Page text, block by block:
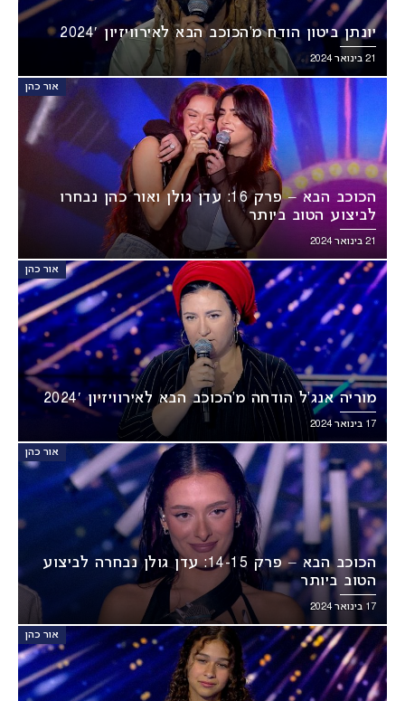
יונתן ביטון הודח מ’הכוכב הבא לאירוויזיון 2024′
21 בינואר 2024
אור כהן
הכוכב הבא – פרק 16: עדן גולן ואור כהן נבחרו
לביצוע הטוב ביותר
21 בינואר 2024
אור כהן
מוריה אנג’ל הודחה מ’הכוכב הבא לאירוויזיון 2024′
17 בינואר 2024
אור כהן
הכוכב הבא – פרק 14-15: עדן גולן נבחרה לביצוע
הטוב ביותר
17 בינואר 2024
אור כהן